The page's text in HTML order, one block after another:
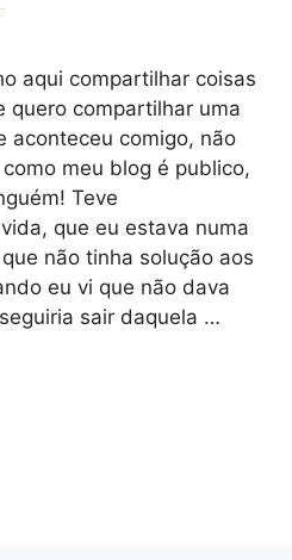
aqui compartilhar coisas
quero compartilhar uma
aconteceu comigo, não
meu blog é publico,
Teve
que eu estava numa
não tinha solução aos
eu vi que não dava
sair daquela …